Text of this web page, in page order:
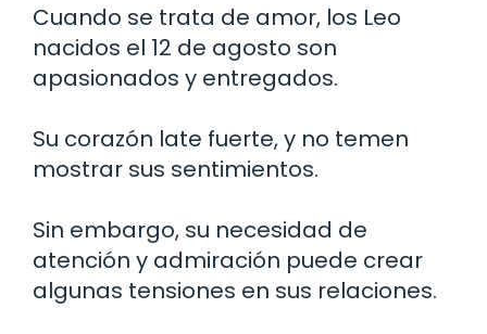
Cuando se trata de amor, los Leo
nacidos el 12 de agosto son
apasionados y entregados.
Su corazón late fuerte, y no temen
mostrar sus sentimientos.
Sin embargo, su necesidad de
atención y admiración puede crear
algunas tensiones en sus relaciones.